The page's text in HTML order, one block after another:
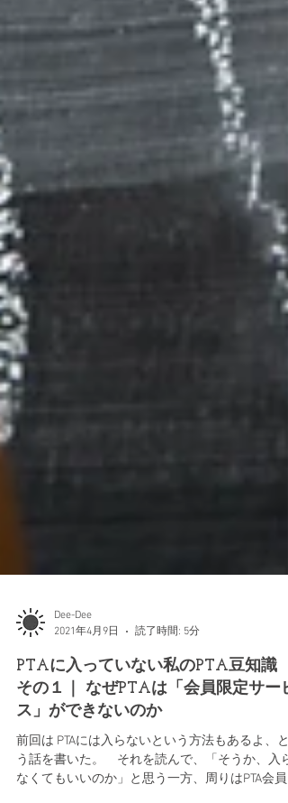
Dee-Dee
2021年4月9日
読了時間: 5分
PTAに入っていない私のPTA豆知識
その１｜ なぜPTAは「会員限定サービ
ス」ができないのか